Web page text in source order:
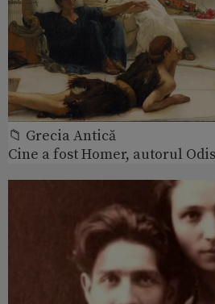
📁 Grecia Antică
Cine a fost Homer, autorul